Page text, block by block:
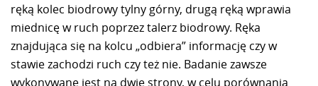
ręką kolec biodrowy tylny górny, drugą ręką wprawia
miednicę w ruch poprzez talerz biodrowy. Ręka
znajdująca się na kolcu „odbiera” informację czy w
stawie zachodzi ruch czy też nie. Badanie zawsze
wykonywane jest na dwie strony, w celu porównania